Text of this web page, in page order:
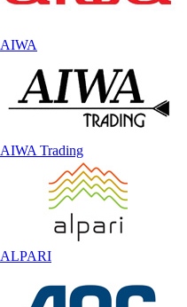
AIWA
AIWA Trading
ALPARI